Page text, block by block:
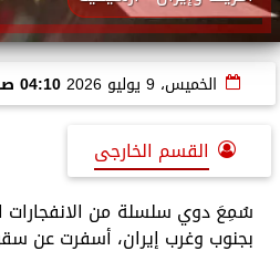
الخميس، 9 يوليو 2026 04:10 صـ
القسم الخارجى
سُمِعَ دوي سلسلة من
بجنوب وغرب إيران، أسفرت عن